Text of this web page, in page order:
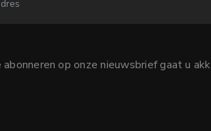
abonneren op onze nieuwsbrief gaat u